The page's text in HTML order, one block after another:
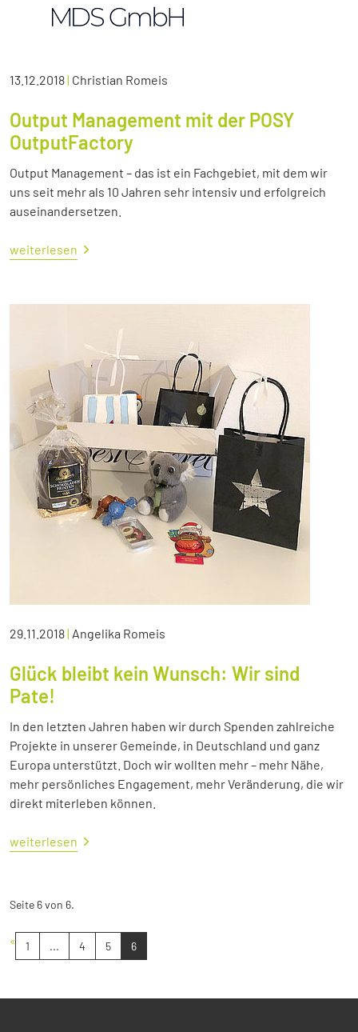
13.12.2018| Christian Romeis
Output Management mit der POSY
OutputFactory
Output Management – das ist ein Fachgebiet, mit dem wir
uns seit mehr als 10 Jahren sehr intensiv und erfolgreich
auseinandersetzen.
weiterlesen
29.11.2018| Angelika Romeis
Glück bleibt kein Wunsch: Wir sind
Pate!
In den letzten Jahren haben wir durch Spenden zahlreiche
Projekte in unserer Gemeinde, in Deutschland und ganz
Europa unterstützt. Doch wir wollten mehr – mehr Nähe,
mehr persönliches Engagement, mehr Veränderung, die wir
direkt miterleben können.
weiterlesen
Seite 6 von 6.
« 1 ... 4 5 6